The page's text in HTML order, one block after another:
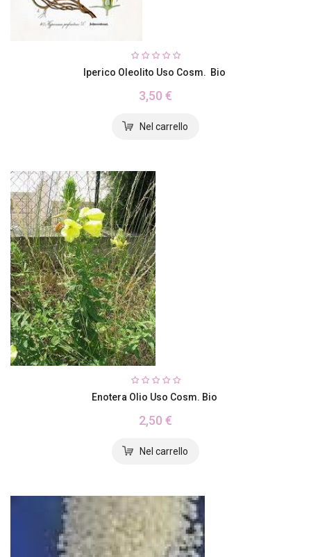
Iperico Oleolito Uso Cosm. Bio
3,50 €
Enotera Olio Uso Cosm. Bio
2,50 €